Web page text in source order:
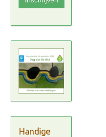
Handige